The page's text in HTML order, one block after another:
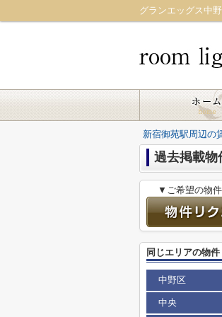
グランエッグス中
新宿御苑駅周辺の
過去掲載物
▼ご希望の物
同じエリアの物件
中野区
中央